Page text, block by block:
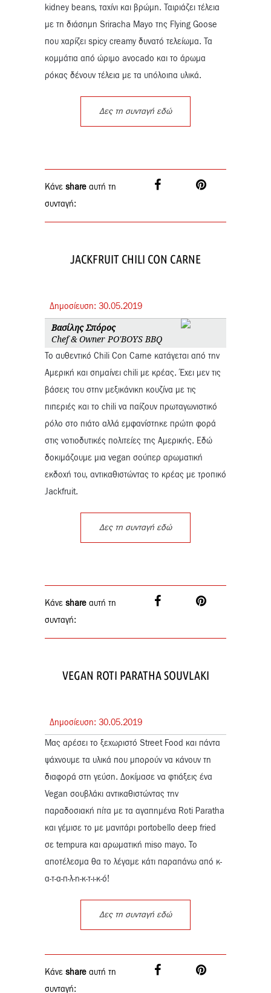
kidney beans, ταχίνι και βρώμη. Ταιριάζει τέλεια
με τη διάσημη Sriracha Mayo της Flying Goose
που χαρίζει spicy creamy δυνατό τελείωμα. Τα
κομμάτια από ώριμο avocado και το άρωμα
ρόκας δένουν τέλεια με τα υπόλοιπα υλικά.
Δες τη συνταγή εδώ
Κάνε share αυτή τη
συνταγή:
JACKFRUIT CHILI CON CARNE
Δημοσίευση: 30.05.2019
Βασίλης Σπόρος
Chef & Owner PO'BOYS BBQ
Το αυθεντικό Chili Con Carne κατάγεται από την
Αμερική και σημαίνει chili με κρέας. Έχει μεν τις
βάσεις του στην μεξικάνικη κουζίνα με τις
πιπεριές και το chili να παίζουν πρωταγωνιστικό
ρόλο στο πιάτο αλλά εμφανίστηκε πρώτη φορά
στις νοτιοδυτικές πολιτείες της Αμερικής. Εδώ
δοκιμάζουμε μια vegan σούπερ αρωματική
εκδοχή του, αντικαθιστώντας το κρέας με τροπικό
Jackfruit.
Δες τη συνταγή εδώ
Κάνε share αυτή τη
συνταγή:
VEGAN ROTI PARATHA SOUVLAKI
Δημοσίευση: 30.05.2019
Μας αρέσει το ξεχωριστό Street Food και πάντα
ψάχνουμε τα υλικά που μπορούν να κάνουν τη
διαφορά στη γεύση. Δοκίμασε να φτιάξεις ένα
Vegan σουβλάκι αντικαθιστώντας την
παραδοσιακή πίτα με τα αγαπημένα Roti Paratha
και γέμισε το με μανιτάρι portobello deep fried
σε tempura και αρωματική miso mayo. Το
αποτέλεσμα θα το λέγαμε κάτι παραπάνω από κ-
α-τ-α-π-λ-η-κ-τ-ι-κ-ό!
Δες τη συνταγή εδώ
Κάνε share αυτή τη
συνταγή: